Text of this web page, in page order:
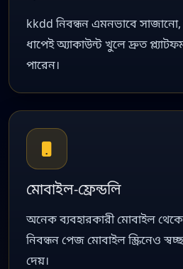
kkdd নিবন্ধন এমনভাবে সাজানো,
ধাপেই অ্যাকাউন্ট খুলে দ্রুত
পারেন।
মোবাইল-ফ্রেন্ডলি
অনেক ব্যবহারকারী মোবাইল
নিবন্ধন পেজ মোবাইল স্ক্রিনেও
দেয়।